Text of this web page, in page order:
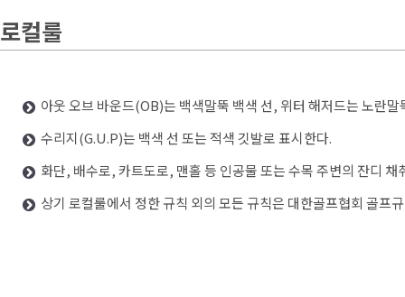
로컬룰
아웃 오브 바운드(OB)는 백색말뚝 백색 선, 위터 해저드는 노란
수리지(G.U.P)는 백색 선 또는 적색 깃발로 표시한다.
화단, 배수로, 카트도로, 맨홀 등 인공물 또는 수목 주변의 잔디 채
상기 로컬룰에서 정한 규칙 외의 모든 규칙은 대한골프협회 골프